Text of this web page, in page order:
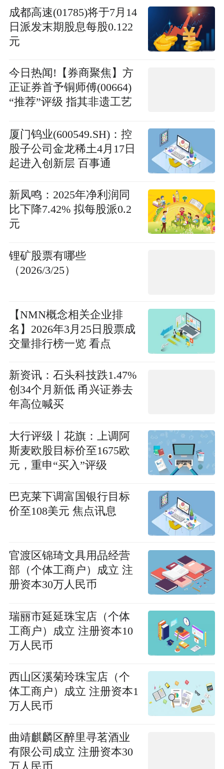
成都高速(01785)将于7月14
日派发末期股息每股0.122
元
今日热闻!【券商聚焦】方
正证券首予铜师傅(00664)
“推荐”评级 指其非遗工艺
厦门钨业(600549.SH)：控
股子公司金龙稀土4月17日
起进入创新层 百事通
新凤鸣：2025年净利润同
比下降7.42% 拟每股派0.2
元
锂矿股票有哪些
（2026/3/25）
【NMN概念相关企业排
名】2026年3月25日股票成
交量排行榜一览 看点
新资讯：石头科技跌1.47%
创34个月新低 甬兴证券去
年高位喊买
大行评级丨花旗：上调阿
斯麦欧股目标价至1675欧
元，重申“买入”评级
巴克莱下调富国银行目标
价至108美元 焦点讯息
官渡区锦琦文具用品经营
部（个体工商户）成立 注
册资本30万人民币
瑞丽市延延珠宝店（个体
工商户）成立 注册资本10
万人民币
西山区溪菊玲珠宝店（个
体工商户）成立 注册资本1
万人民币
曲靖麒麟区醉里寻茗酒业
有限公司成立 注册资本30